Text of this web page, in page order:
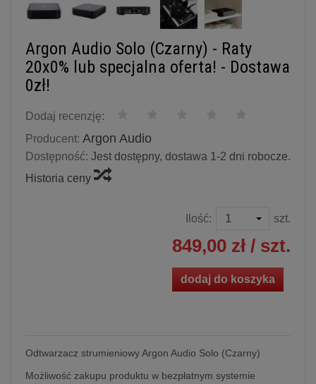
Argon Audio Solo (Czarny) - Raty
20x0% lub specjalna oferta! - Dostawa
0zł!
Dodaj recenzję:
Producent: Argon Audio
Dostępność: Jest dostępny, dostawa 1-2 dni robocze.
Historia ceny
Ilość: szt.
849,00 zł / szt.
dodaj do koszyka
Odtwarzacz strumieniowy Argon Audio Solo (Czarny)
Możliwość zakupu produktu w bezpłatnym systemie